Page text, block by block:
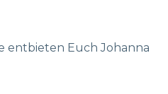
entbieten Euch Johanna